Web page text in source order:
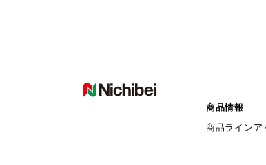
商品情報
商品ラインア